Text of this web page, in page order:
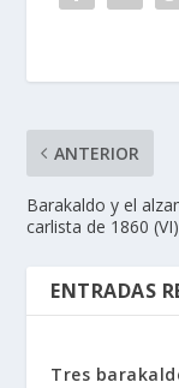
ANTERIOR
Barakaldo y el
carlista de 1860 (VI)
ENTRADAS
Tres